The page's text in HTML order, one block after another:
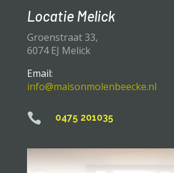
Locatie Melick
Groenstraat 33,
6074 EJ Melick
Email:
info@maisonmolenbeecke.nl
 0475 201035